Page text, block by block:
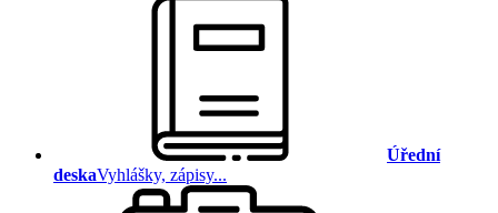
Úřední
deskaVyhlášky, zápisy...